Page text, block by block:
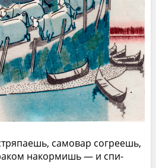
самовар согреешь,
накормишь — и спи-